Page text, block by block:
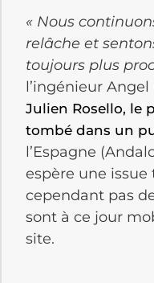
« Nous
relâche et
toujours plus
l’ingénieur
Julien Rosello, le
tombé dans un
l’Espagne
espère une
cependant pas
sont à ce jour
site.